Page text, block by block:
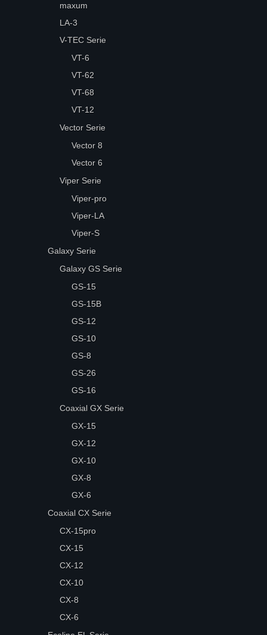
maxum
LA-3
V-TEC Serie
VT-6
VT-62
VT-68
VT-12
Vector Serie
Vector 8
Vector 6
Viper Serie
Viper-pro
Viper-LA
Viper-S
Galaxy Serie
Galaxy GS Serie
GS-15
GS-15B
GS-12
GS-10
GS-8
GS-26
GS-16
Coaxial GX Serie
GX-15
GX-12
GX-10
GX-8
GX-6
Coaxial CX Serie
CX-15pro
CX-15
CX-12
CX-10
CX-8
CX-6